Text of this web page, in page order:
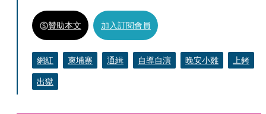
贊助本文 加入訂閱會員
網紅 柬埔寨 通緝 自導自演 晚安小雞
上銬
出獄